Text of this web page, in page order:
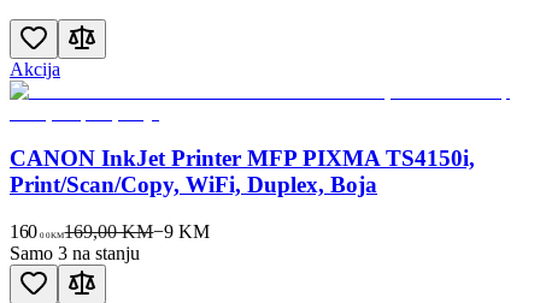
Akcija
CANON InkJet Printer MFP PIXMA TS4150i,
Print/Scan/Copy, WiFi, Duplex, Boja
160 00KM169,00 KM−9 KM
Samo 3 na stanju